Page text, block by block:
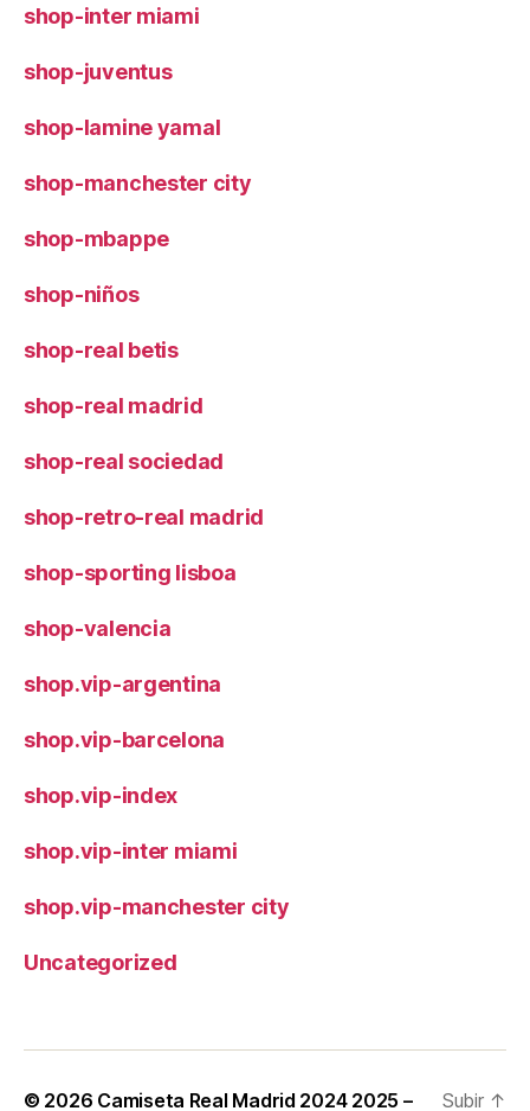
shop-inter miami
shop-juventus
shop-lamine yamal
shop-manchester city
shop-mbappe
shop-niños
shop-real betis
shop-real madrid
shop-real sociedad
shop-retro-real madrid
shop-sporting lisboa
shop-valencia
shop.vip-argentina
shop.vip-barcelona
shop.vip-index
shop.vip-inter miami
shop.vip-manchester city
Uncategorized
© 2026 Camiseta Real Madrid 2024 2025 – Subir ↑